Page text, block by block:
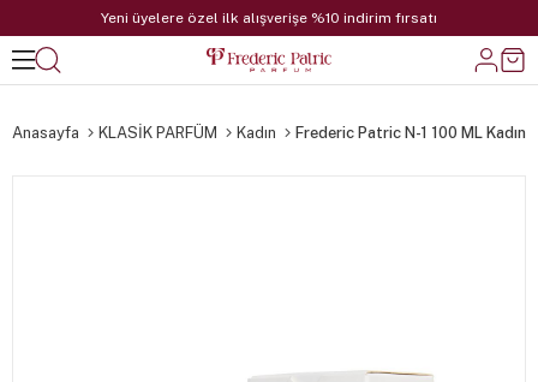
Yeni üyelere özel ilk alışverişe %10 indirim fırsatı
Anasayfa KLASİK PARFÜM Kadın Frederic Patric N-1 100 ML Kadın